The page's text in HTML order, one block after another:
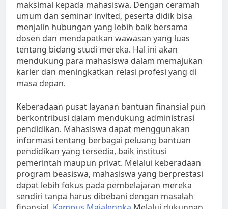
maksimal kepada mahasiswa. Dengan ceramah
umum dan seminar invited, peserta didik bisa
menjalin hubungan yang lebih baik bersama
dosen dan mendapatkan wawasan yang luas
tentang bidang studi mereka. Hal ini akan
mendukung para mahasiswa dalam memajukan
karier dan meningkatkan relasi profesi yang di
masa depan.
Keberadaan pusat layanan bantuan finansial pun
berkontribusi dalam mendukung administrasi
pendidikan. Mahasiswa dapat menggunakan
informasi tentang berbagai peluang bantuan
pendidikan yang tersedia, baik institusi
pemerintah maupun privat. Melalui keberadaan
program beasiswa, mahasiswa yang berprestasi
dapat lebih fokus pada pembelajaran mereka
sendiri tanpa harus dibebani dengan masalah